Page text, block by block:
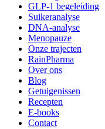
GLP-1 begeleiding
Suikeranalyse
DNA-analyse
Menopauze
Onze trajecten
RainPharma
Over ons
Blog
Getuigenissen
Recepten
E-books
Contact